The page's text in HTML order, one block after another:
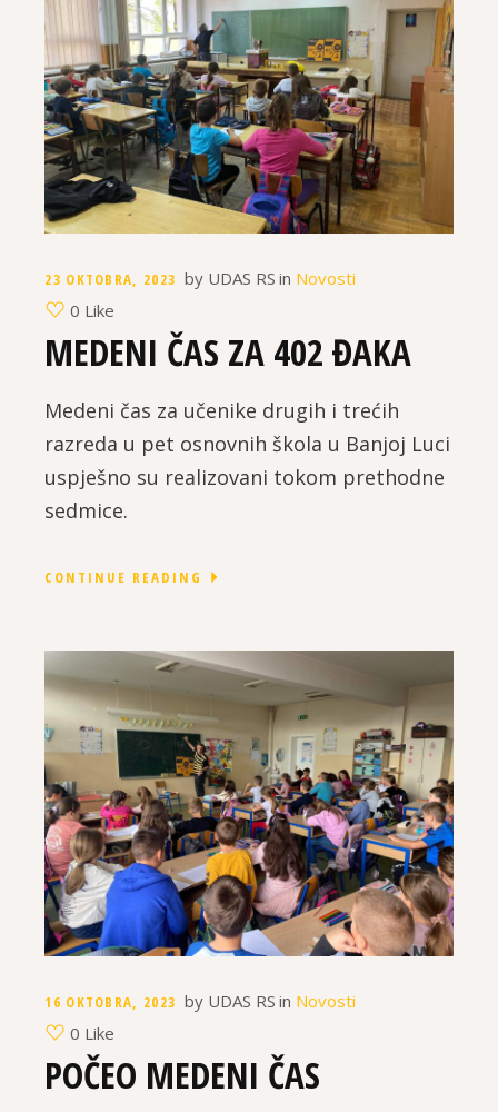
23 OKTOBRA, 2023 by UDAS RS in Novosti
0 Like
MEDENI ČAS ZA 402 ĐAKA
Medeni čas za učenike drugih i trećih
razreda u pet osnovnih škola u Banjoj Luci
uspješno su realizovani tokom prethodne
sedmice.
CONTINUE READING
16 OKTOBRA, 2023 by UDAS RS in Novosti
0 Like
POČEO MEDENI ČAS